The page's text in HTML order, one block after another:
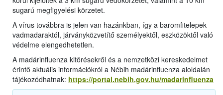
sugarú megfigyelési körzetet.
A vírus továbbra is jelen van hazánkban, így a baromfitelepek
vadmadaraktól, járványközvetítő személyektől, eszközöktől való
védelme elengedhetetlen.
A madárinfluenza kitörésekről és a nemzetközi kereskedelmet
érintő aktuális információkról a Nébih madárinfluenza aloldalán
tájékozódhatnak: https://portal.nebih.gov.hu/madarinfluenza